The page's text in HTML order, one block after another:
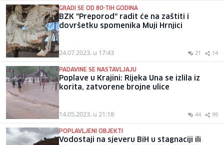
GRADI SE OD 80-TIH GODINA
BZK "Preporod" radit će na zaštiti i
dovršetku spomenika Muji Hrnjici
24.07.2023. u 17:43 21 14
PADAVINE SE NASTAVLJAJU
Poplave u Krajini: Rijeka Una se izlila iz
korita, zatvorene brojne ulice
14.05.2023. u 21:18 44 99
POPLAVLJENI OBJEKTI
Vodostaji na sjeveru BiH u stagnaciji ili